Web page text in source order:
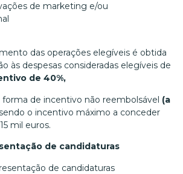
de marketing e/ou
das operações elegíveis é obtida
às despesas consideradas elegíveis de
de 40%,
forma de incentivo não reembolsável (a
o incentivo máximo a conceder
mil euros.
de candidaturas
de candidaturas